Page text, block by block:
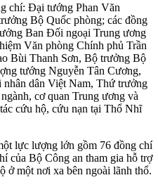
chí: Đại tướng Phan Văn
Bộ Quốc phòng; các đồng
Ban Đối ngoại Trung ương
Văn phòng Chính phủ Trần
Bùi Thanh Sơn, Bộ trưởng Bộ
tướng Nguyễn Tân Cương,
dân Việt Nam, Thứ trưởng
cơ quan Trung ương và
cứu hộ, cứu nạn tại Thổ Nhĩ
lực lượng lớn gồm 76 đồng chí
của Bộ Công an tham gia hỗ trợ
ở một nơi xa bên ngoài lãnh thổ.